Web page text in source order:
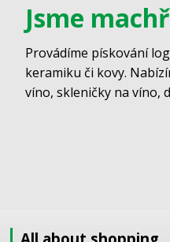
Jsme
Provádíme pískování
keramiku či kovy.
víno, skleničky na víno,